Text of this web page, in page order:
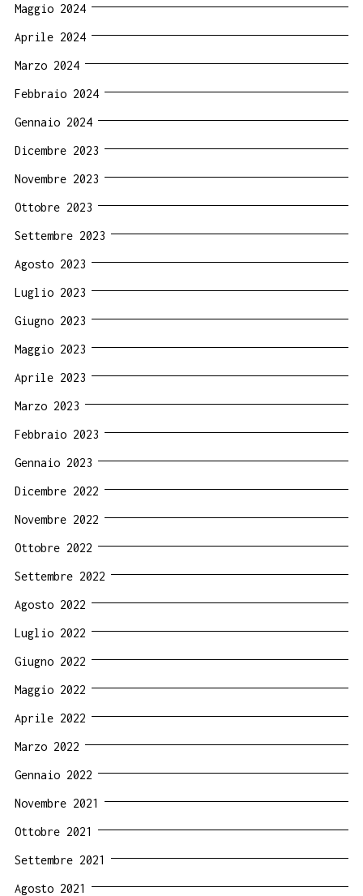
Maggio 2024
Aprile 2024
Marzo 2024
Febbraio 2024
Gennaio 2024
Dicembre 2023
Novembre 2023
Ottobre 2023
Settembre 2023
Agosto 2023
Luglio 2023
Giugno 2023
Maggio 2023
Aprile 2023
Marzo 2023
Febbraio 2023
Gennaio 2023
Dicembre 2022
Novembre 2022
Ottobre 2022
Settembre 2022
Agosto 2022
Luglio 2022
Giugno 2022
Maggio 2022
Aprile 2022
Marzo 2022
Gennaio 2022
Novembre 2021
Ottobre 2021
Settembre 2021
Agosto 2021